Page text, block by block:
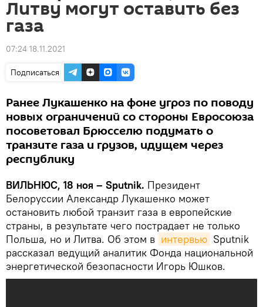
Литву могут оставить без
газа
07:24 18.11.2021
Подписаться
Ранее Лукашенко на фоне угроз по поводу
новых ограничений со стороны Евросоюза
посоветовал Брюсселю подумать о
транзите газа и грузов, идущем через
республику
ВИЛЬНЮС, 18 ноя – Sputnik. Президент
Белоруссии Александр Лукашенко может
остановить любой транзит газа в европейские
страны, в результате чего пострадает не только
Польша, но и Литва. Об этом в интервью Sputnik
рассказал ведущий аналитик Фонда национальной
энергетической безопасности Игорь Юшков.